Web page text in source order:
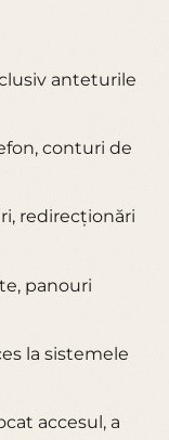
anteturile
conturi de
redirecționări
panouri
la sistemele
accesul, a